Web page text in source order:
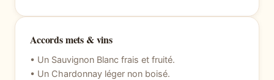
Accords mets & vins
• Un Sauvignon Blanc frais et fruité.
• Un Chardonnay léger non boisé.